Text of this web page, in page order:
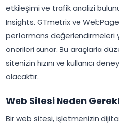
etkileşimi ve trafik analizi
Insights, GTmetrix ve
performans değerlendirmeleri
önerileri sunar. Bu araçlarla
sitenizin hızını ve kullanıcı
olacaktır.
Web Sitesi Neden
Bir web sitesi, işletmenizin dijital